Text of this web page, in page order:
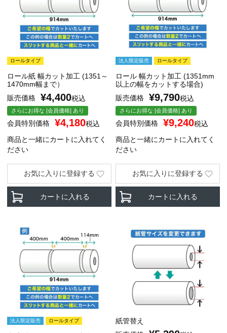
ロールタイプ
ロール紙 幅カット加工 (1351～
1470mm幅まで）
販売価格
¥4,400税込
さらにお得な [会員価格] あり
会員特別価格 ¥4,180税込
商品と一緒にカートに入れてく
ださい
カートに入れる
お気に入りに登録する
法人限定販売 ロールタイプ
ロール 幅カット加工 (1351mm
以上の幅をカットする場合)
販売価格
¥9,790税込
さらにお得な [会員価格] あり
会員特別価格 ¥9,240税込
商品と一緒にカートに入れてく
ださい
カートに入れる
お気に入りに登録する
法人限定販売 ロールタイプ
紙管替え